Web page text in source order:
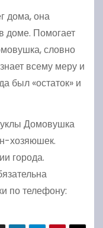
дома, она
доме. Помогает
словно
всему меру и
был «остаток» и
Домовушка
хозяюшек.
города.
по телефону: